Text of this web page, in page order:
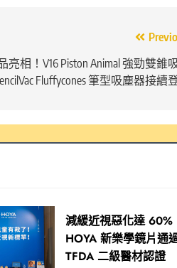
亮相！V16 Piston Animal 強勁雙錐
Fluffycones 筆型吸塵器接續
減緩近視惡化達 60%
HOYA 新樂學鏡片通
TFDA 二級醫材認證